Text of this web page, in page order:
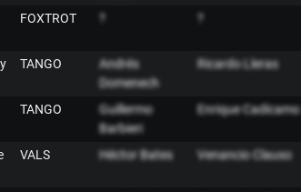
FOXTROT ? ?
TANGO
Andrés
Domenech
Ricardo Lleras
TANGO
Guillermo
Barbieri
Enrique Cadícamo
VALS Héctor Bates Venancio Clauso